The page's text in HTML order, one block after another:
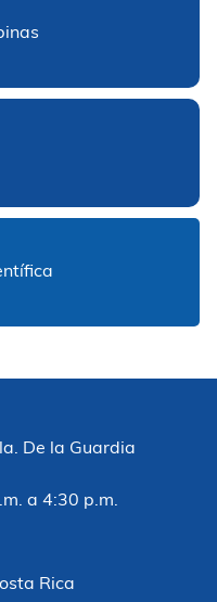
De la Guardia
a 4:30 p.m.
Rica